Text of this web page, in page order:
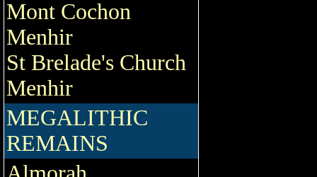
Mont Cochon
Menhir
St Brelade's Church
Menhir
MEGALITHIC
REMAINS